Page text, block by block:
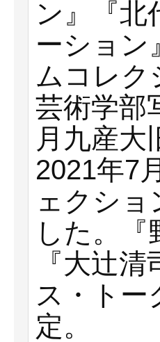
ン』『北
ーション
ムコレク
芸術学部
月九産大
2021年7
ェクショ
した。
『大辻
ス・トー
定。